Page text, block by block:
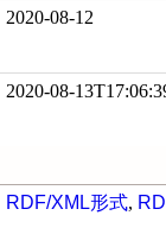
2020-08-12
2020-08-
RDF/XML形式,